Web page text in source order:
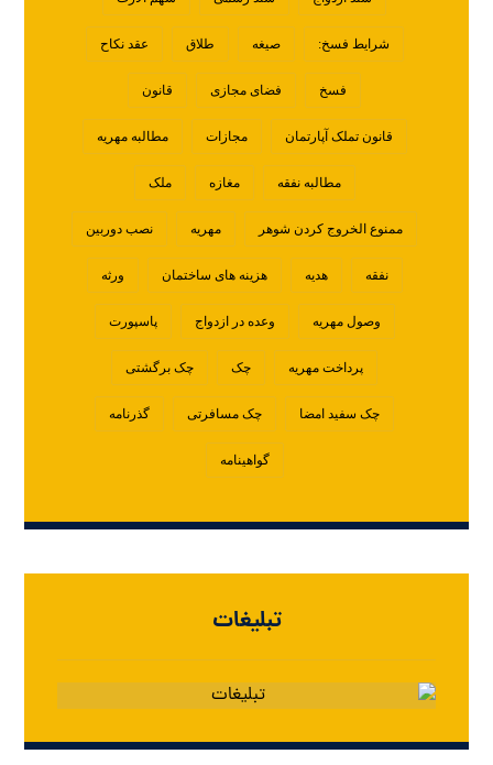
شرایط فسخ: صیغه طلاق عقد نکاح
فسخ فضای مجازی قانون
قانون تملک آپارتمان مجازات مطالبه مهریه
مطالبه نفقه مغازه ملک
ممنوع الخروج کردن شوهر مهریه نصب دوربین
نفقه هدیه هزینه های ساختمان ورثه
وصول مهریه وعده در ازدواج پاسپورت
پرداخت مهریه چک چک برگشتی
چک سفید امضا چک مسافرتی گذرنامه
گواهینامه
تبلیغات